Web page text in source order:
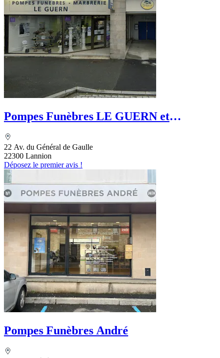
Pompes Funèbres LE GUERN et
22 Av. du Général de Gaulle
22300 Lannion
Déposez le premier avis !
Pompes Funèbres André